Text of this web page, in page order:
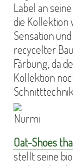
Label an
die Kollektion
Sensation
recycelter
Färbung, da
Kollektion
Oat-Shoes
stellt seine